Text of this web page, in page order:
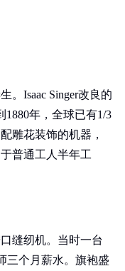
。Isaac Singer改良的
年，全球已有1/3
雕花装饰的机器，
普通工人半年工
缝纫机。当时一台
三个月薪水。旗袍盛